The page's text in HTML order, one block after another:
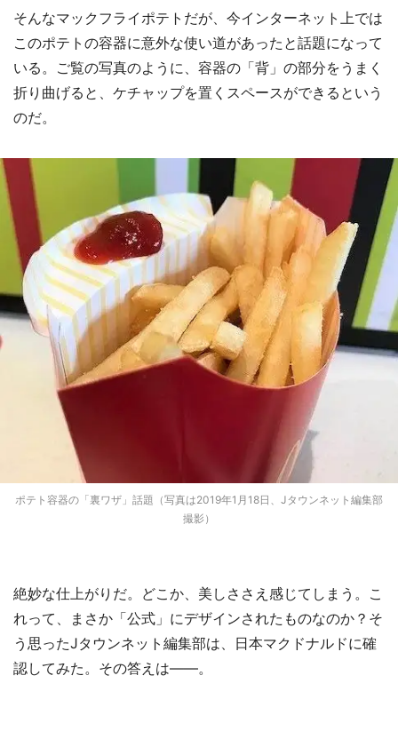
そんなマックフライポテトだが、今インターネット上では
このポテトの容器に意外な使い道があったと話題になって
いる。ご覧の写真のように、容器の「背」の部分をうまく
折り曲げると、ケチャップを置くスペースができるという
のだ。
ポテト容器の「裏ワザ」話題（写真は2019年1月18日、Jタウンネット編集部
撮影）
絶妙な仕上がりだ。どこか、美しささえ感じてしまう。こ
れって、まさか「公式」にデザインされたものなのか？そ
う思ったJタウンネット編集部は、日本マクドナルドに確
認してみた。その答えは――。